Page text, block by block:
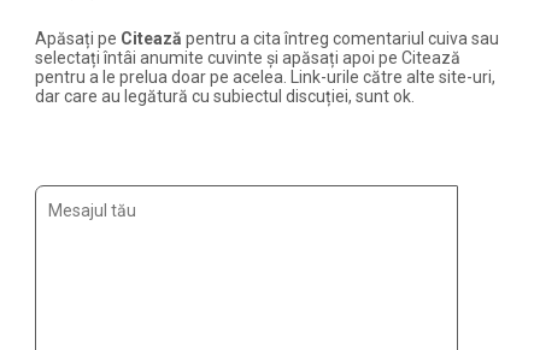
Apăsați pe Citează pentru a cita întreg comentariul cuiva sau
selectați întâi anumite cuvinte și apăsați apoi pe Citează
pentru a le prelua doar pe acelea. Link-urile către alte site-uri,
dar care au legătură cu subiectul discuției, sunt ok.